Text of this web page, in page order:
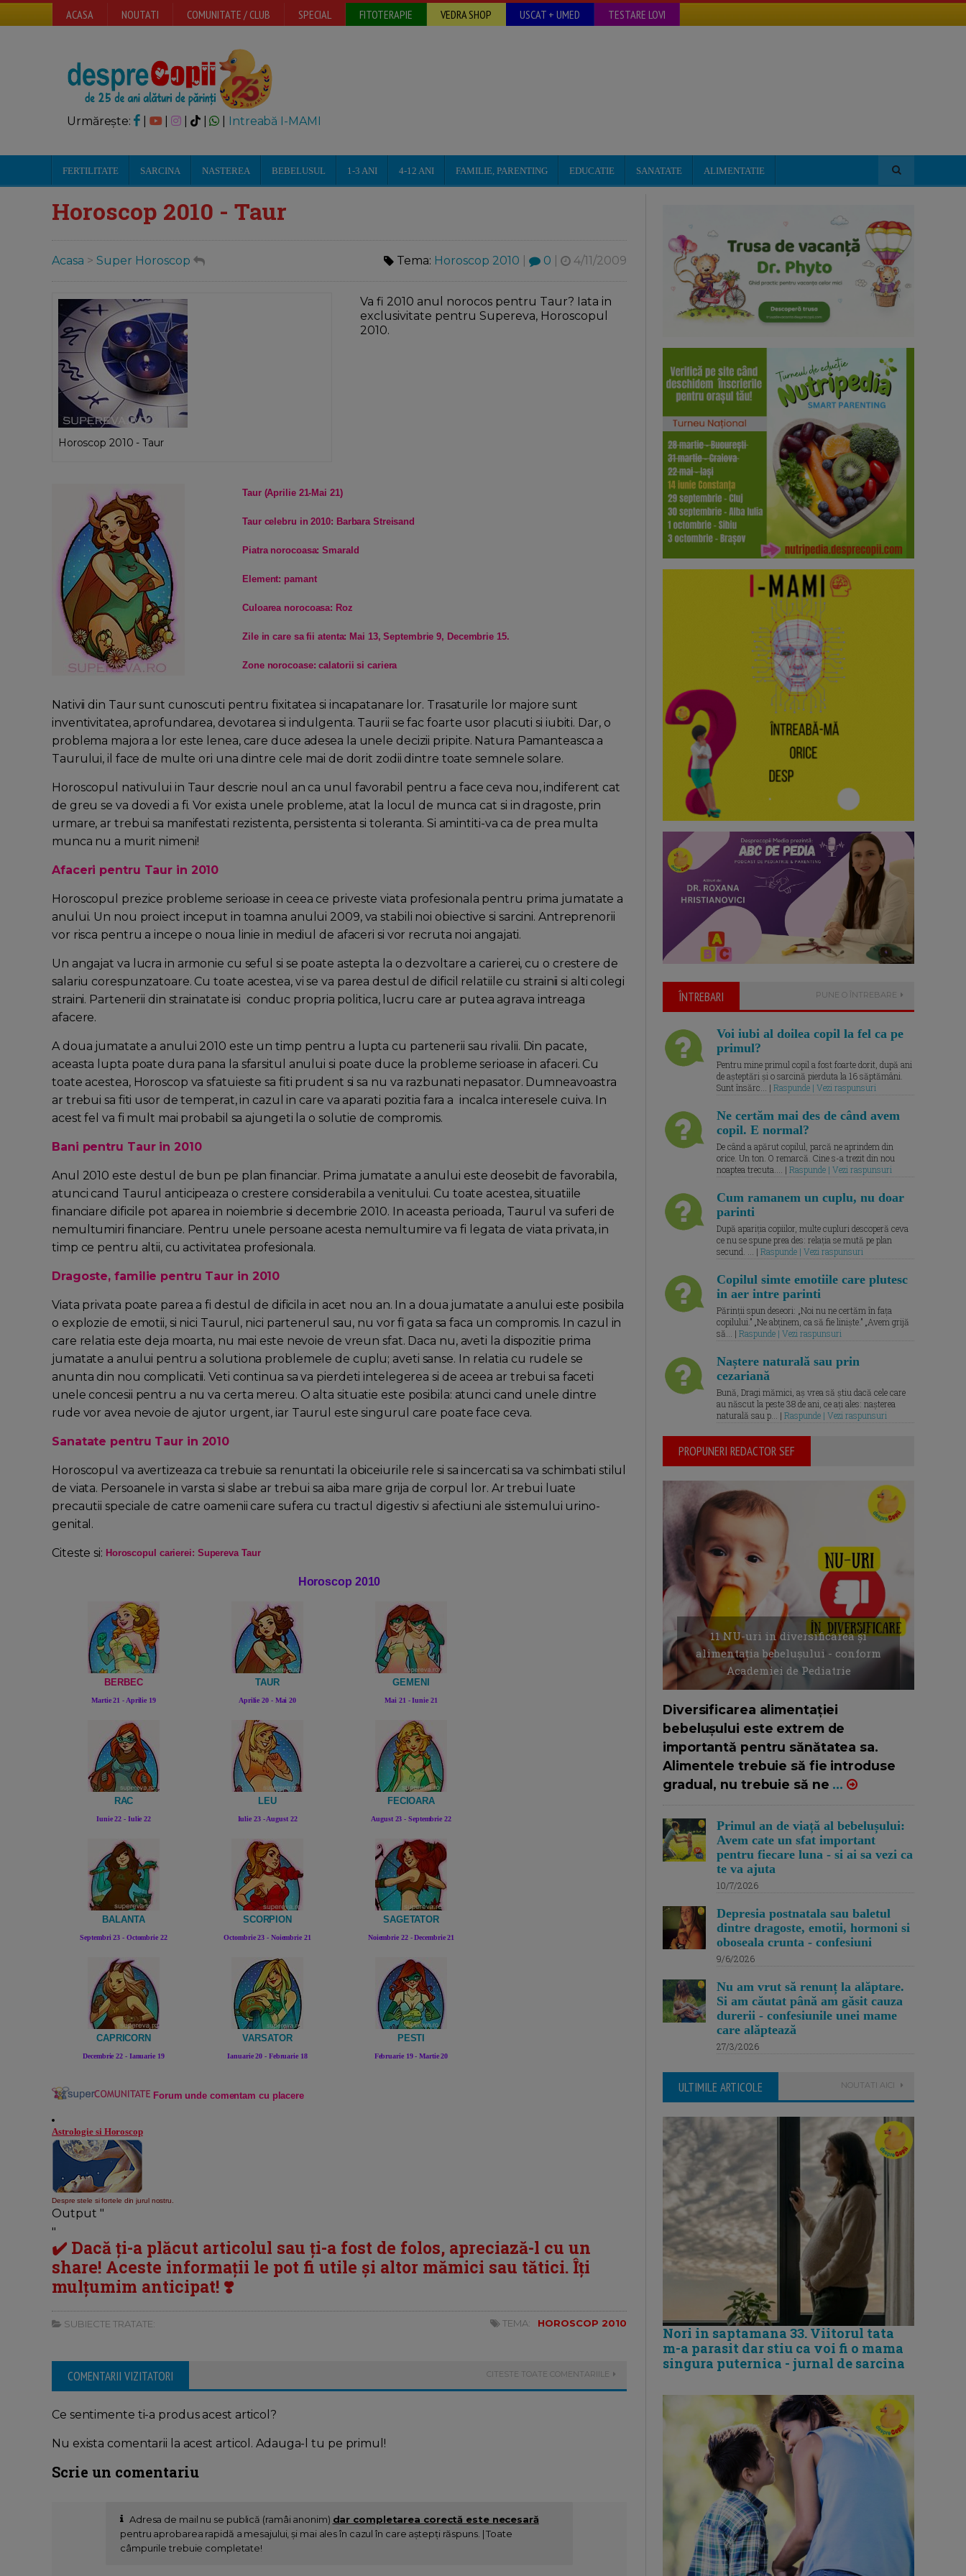
ACASA NOUTATI COMUNITATE / CLUB SPECIAL FITOTERAPIE VEDRA SHOP USCAT + UMED TESTARE LOVI
Urmărește: | | Intreabă I-MAMI
FERTILITATE SARCINA NASTEREA BEBELUSUL 1-3 ANI 4-12 ANI FAMILIE, PARENTING EDUCATIE SANATATE ALIMENTATIE
Horoscop 2010 - Taur
Acasa > Super Horoscop Tema: Horoscop 2010 0 4/11/2009
Horoscop 2010 - Taur
Va fi 2010 anul norocos pentru Taur? Iata in
exclusivitate pentru Supereva, Horoscopul
2010.
Taur (Aprilie 21-Mai 21)
Taur celebru in 2010: Barbara Streisand
Piatra norocoasa: Smarald
Element: pamant
Culoarea norocoasa: Roz
Zile in care sa fii atenta: Mai 13, Septembrie 9, Decembrie 15.
Zone norocoase: calatorii si cariera
Nativii din Taur sunt cunoscuti pentru fixitatea si incapatanare lor. Trasaturile lor majore sunt
inventivitatea, aprofundarea, devotarea si indulgenta. Taurii se fac foarte usor placuti si iubiti. Dar, o
problema majora a lor este lenea, care duce adesea la unele decizii pripite. Natura Pamanteasca a
Taurului, il face de multe ori una dintre cele mai de dorit zodii dintre toate semnele solare.
Horoscopul nativului in Taur descrie noul an ca unul favorabil pentru a face ceva nou, indiferent cat
de greu se va dovedi a fi. Vor exista unele probleme, atat la locul de munca cat si in dragoste, prin
urmare, ar trebui sa manifestati rezistenta, persistenta si toleranta. Si amintiti-va ca de prea multa
munca nu a murit nimeni!
Afaceri pentru Taur in 2010
Horoscopul prezice probleme serioase in ceea ce priveste viata profesionala pentru prima jumatate a
anului. Un nou proiect inceput in toamna anului 2009, va stabili noi obiective si sarcini. Antreprenorii
vor risca pentru a incepe o noua linie in mediul de afaceri si vor recruta noi angajati.
Un angajat va lucra in armonie cu seful si se poate astepta la o dezvoltare a carierei, cu o crestere de
salariu corespunzatoare. Cu toate acestea, vi se va parea destul de dificil relatiile cu strainii si alti colegi
straini. Partenerii din strainatate isi conduc propria politica, lucru care ar putea agrava intreaga
afacere.
A doua jumatate a anului 2010 este un timp pentru a lupta cu partenerii sau rivalii. Din pacate,
aceasta lupta poate dura pana la sfarsitul anului si poate duce la probleme serioase in afaceri. Cu
toate acestea, Horoscop va sfatuieste sa fiti prudent si sa nu va razbunati nepasator. Dumneavoastra
ar trebui sa fiti usor de temperat, in cazul in care va aparati pozitia fara a incalca interesele cuiva. In
acest fel va fi mult mai probabil sa ajungeti la o solutie de compromis.
Bani pentru Taur in 2010
Anul 2010 este destul de bun pe plan financiar. Prima jumatate a anului este deosebit de favorabila,
atunci cand Taurul anticipeaza o crestere considerabila a venitului. Cu toate acestea, situatiile
financiare dificile pot aparea in noiembrie si decembrie 2010. In aceasta perioada, Taurul va suferi de
nemultumiri financiare. Pentru unele persoane acesta nemultumire va fi legata de viata privata, in
timp ce pentru altii, cu activitatea profesionala.
Dragoste, familie pentru Taur in 2010
Viata privata poate parea a fi destul de dificila in acet nou an. In a doua jumatate a anului este posibila
o explozie de emotii, si nici Taurul, nici partenerul sau, nu vor fi gata sa faca un compromis. In cazul in
care relatia este deja moarta, nu mai este nevoie de vreun sfat. Daca nu, aveti la dispozitie prima
jumatate a anului pentru a solutiona problemele de cuplu; aveti sanse. In relatia cu rudele se
anunta din nou complicatii. Veti continua sa va pierdeti intelegerea si de aceea ar trebui sa faceti
unele concesii pentru a nu va certa mereu. O alta situatie este posibila: atunci cand unele dintre
rude vor avea nevoie de ajutor urgent, iar Taurul este singurul care poate face ceva.
Sanatate pentru Taur in 2010
Horoscopul va avertizeaza ca trebuie sa renuntati la obiceiurile rele si sa incercati sa va schimbati stilul
de viata. Persoanele in varsta si slabe ar trebui sa aiba mare grija de corpul lor. Ar trebui luate
precautii speciale de catre oamenii care sufera cu tractul digestiv si afectiuni ale sistemului urino-
genital.
Citeste si: Horoscopul carierei: Supereva Taur
Horoscop 2010
BERBEC
Martie 21 - Aprilie 19
TAUR
Aprilie 20 - Mai 20
GEMENI
Mai 21 - Iunie 21
RAC
Iunie 22 - Iulie 22
LEU
Iulie 23 - August 22
FECIOARA
August 23 - Septembrie 22
BALANTA
Septembri 23 - Octombrie 22
SCORPION
Octombrie 23 - Noiembrie 21
SAGETATOR
Noiembrie 22 - Decembrie 21
CAPRICORN
Decembrie 22 - Ianuarie 19
VARSATOR
Ianuarie 20 - Februarie 18
PESTI
Februarie 19 - Martie 20
Forum unde comentam cu placere
Astrologie si Horoscop
Despre stele si fortele din jurul nostru.
Output "
"
✔️ Dacă ți-a plăcut articolul sau ți-a fost de folos, apreciază-l cu un
share! Aceste informații le pot fi utile și altor mămici sau tătici. Îți
mulțumim anticipat! ❣️
SUBIECTE TRATATE: TEMA: HOROSCOP 2010
COMENTARII VIZITATORI CITESTE TOATE COMENTARIILE
Ce sentimente ti-a produs acest articol?
Nu exista comentarii la acest articol. Adauga-l tu pe primul!
Scrie un comentariu
Adresa de mail nu se publică (ramâi anonim) dar completarea corectă este necesară
pentru aprobarea rapidă a mesajului, și mai ales în cazul în care aștepți răspuns. | Toate
câmpurile trebuie completate!
ÎNTREBARI PUNE O ÎNTREBARE
Voi iubi al doilea copil la fel ca pe
primul?
Pentru mine primul copil a fost foarte dorit, după ani
de așteptări și o sarcină pierduta la 16 săptămâni.
Sunt însărc... | Raspunde | Vezi raspunsuri
Ne certăm mai des de când avem
copil. E normal?
De când a apărut copilul, parcă ne aprindem din
orice. Un ton. O remarcă. Cine s-a trezit din nou
noaptea trecuta.... | Raspunde | Vezi raspunsuri
Cum ramanem un cuplu, nu doar
parinti
După apariția copiilor, multe cupluri descoperă ceva
ce nu se spune prea des: relația se mută pe plan
secund. ... | Raspunde | Vezi raspunsuri
Copilul simte emotiile care plutesc
in aer intre parinti
Părinții spun deseori: „Noi nu ne certăm în fața
copilului.” „Ne abținem, ca să fie liniște.” „Avem grijă
să... | Raspunde | Vezi raspunsuri
Naștere naturală sau prin
cezariană
Bună, Dragi mămici, aș vrea să știu dacă cele care
au născut la peste 38 de ani, ce ați ales: nașterea
naturală sau p... | Raspunde | Vezi raspunsuri
PROPUNERI REDACTOR SEF
11 NU-uri in diversificarea și
alimentația bebelușului - conform
Academiei de Pediatrie
Diversificarea alimentației
bebelușului este extrem de
importantă pentru sănătatea sa.
Alimentele trebuie să fie introduse
gradual, nu trebuie să ne ...
Primul an de viață al bebelușului:
Avem cate un sfat important
pentru fiecare luna - si ai sa vezi ca
te va ajuta
10/7/2026
Depresia postnatala sau baletul
dintre dragoste, emotii, hormoni si
oboseala crunta - confesiuni
9/6/2026
Nu am vrut să renunț la alăptare.
Si am căutat până am găsit cauza
durerii - confesiunile unei mame
care alăptează
27/3/2026
ULTIMILE ARTICOLE NOUTATI AICI
Nori in saptamana 33. Viitorul tata
m-a parasit dar stiu ca voi fi o mama
singura puternica - jurnal de sarcina